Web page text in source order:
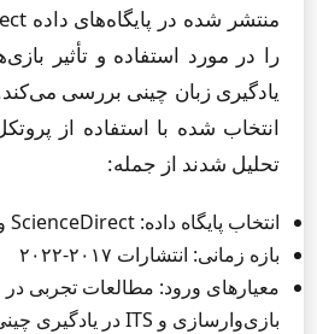
انتخاب شده با استفاده از
تحلیل شدند از جمله:
انتخاب پایگاه داده: ScienceDirect و Scopus
بازه زمانی: انتشارات ۲۰۱۷-۲۰۲۲
معیارهای ورود: مطالعات تجربی در
بازی‌وارسازی و ITS در یادگیری چینی